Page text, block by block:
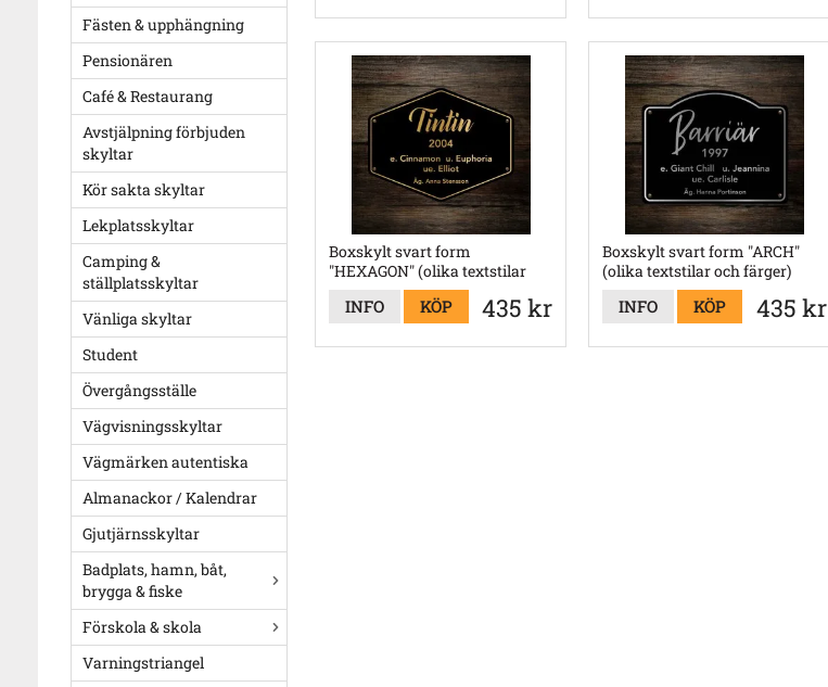
Fästen & upphängning
Pensionären
Café & Restaurang
Avstjälpning förbjuden
skyltar
Kör sakta skyltar
Lekplatsskyltar
Camping &
ställplatsskyltar
Vänliga skyltar
Student
Övergångsställe
Vägvisningsskyltar
Vägmärken autentiska
Almanackor / Kalendrar
Gjutjärnsskyltar
Badplats, hamn, båt,
brygga & fiske
Förskola & skola
Varningstriangel
Boxskylt svart form
"HEXAGON" (olika textstilar
och färger)
435 kr
INFO KÖP
Boxskylt svart form "ARCH"
(olika textstilar och färger)
435 kr
INFO KÖP